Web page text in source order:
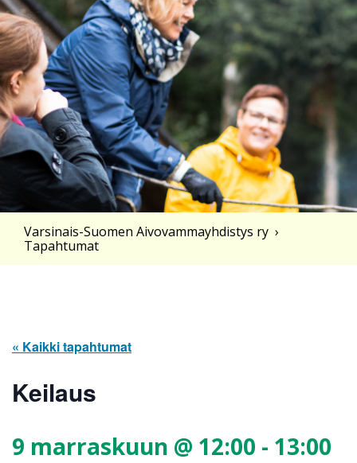
Varsinais-Suomen Aivovammayhdistys ry ›
Tapahtumat
« Kaikki tapahtumat
Keilaus
9 marraskuun @ 12:00 - 13:00